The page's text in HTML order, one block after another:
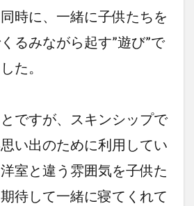
時に、一緒に子供たちを
るみながら起す”遊び”で
た。
ですが、スキンシップで
い出のために利用してい
室と違う雰囲気を子供た
待して一緒に寝てくれて